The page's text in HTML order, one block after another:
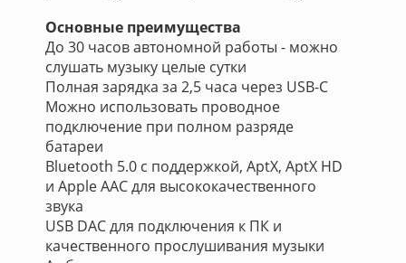
Основные преимущества
До 30 часов автономной работы - можно
слушать музыку целые сутки
Полная зарядка за 2,5 часа через USB-C
Можно использовать проводное
подключение при полном разряде
батареи
Bluetooth 5.0 с поддержкой, AptX, AptX HD
и Apple AAC для высококачественного
звука
USB DAC для подключения к ПК и
качественного прослушивания музыки